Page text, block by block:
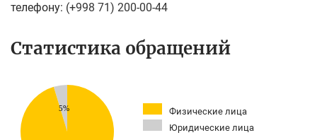
телефону: (+998 71) 200-00-44
Статистика обращений
5%
Физические лица
Юридические лица